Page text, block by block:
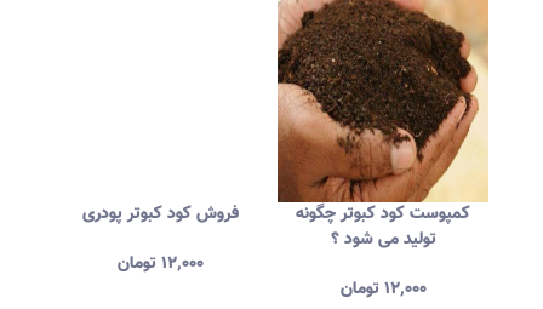
فروش کود کبوتر پودری
۱۲,۰۰۰ تومان
کمپوست کود کبوتر چگونه
تولید می شود ؟
۱۲,۰۰۰ تومان